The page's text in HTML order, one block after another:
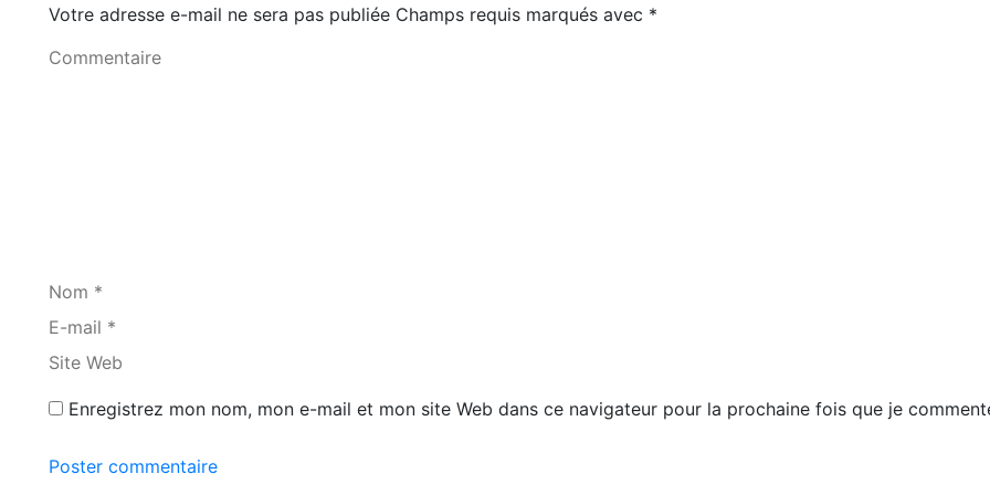
Votre adresse e-mail ne sera pas publiée Champs requis marqués avec *
Commentaire
Nom *
E-mail *
Site Web
Enregistrez mon nom, mon e-mail et mon site Web dans ce navigateur pour la prochaine fois que je
Poster commentaire